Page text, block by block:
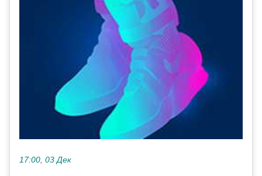
17:00, 03 Дек